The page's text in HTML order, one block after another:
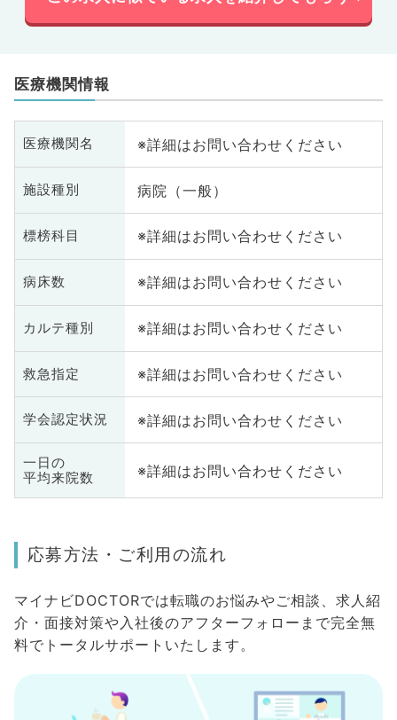
医療機関情報
医療機関名 ※詳細はお問い合わせください
施設種別 病院（一般）
標榜科目 ※詳細はお問い合わせください
病床数 ※詳細はお問い合わせください
カルテ種別 ※詳細はお問い合わせください
救急指定 ※詳細はお問い合わせください
学会認定状況 ※詳細はお問い合わせください
一日の
平均来院数
※詳細はお問い合わせください
応募方法・ご利用の流れ
マイナビDOCTORでは転職のお悩みやご相談、求人紹
介・面接対策や入社後のアフターフォローまで完全無
料でトータルサポートいたします。